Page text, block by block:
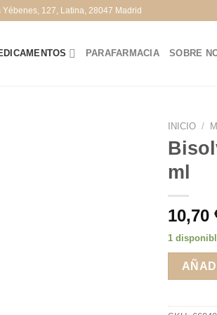
127, Latina, 28047 Madrid
PARAFARMACIA SOBRE
INICIO /
ml
10,70
1